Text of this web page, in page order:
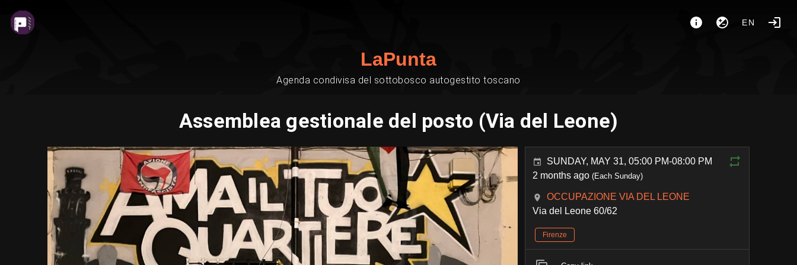
EN
LaPunta
Agenda condivisa del sottobosco autogestito toscano
Assemblea gestionale del posto (Via del Leone)
SUNDAY, MAY 31, 05:00 PM-08:00 PM
2 months ago (Each Sunday)
OCCUPAZIONE VIA DEL LEONE
Via del Leone 60/62
Firenze